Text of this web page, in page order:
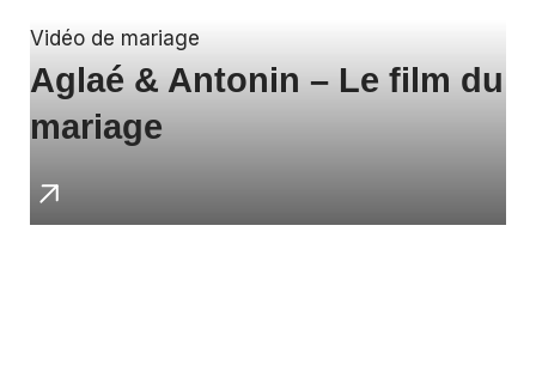
Vidéo de mariage
Aglaé & Antonin – Le film du
mariage